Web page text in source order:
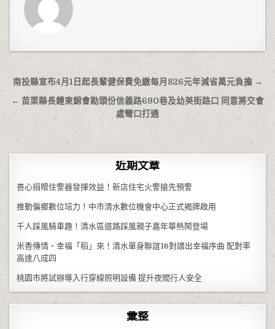
文章導覽
南投縣宣布4月1日起長輩健保費免繳每月826元年減省萬元負擔 →
← 苗栗縣長鍾東錦會勘頭份信義路690巷及幼英街路口 同意將交會
處彎口打通
近期文章
善心捐贈住警器發揮效益！新店住宅火警搶先預警
推動偏鄉數位培力！中市清水數位機會中心正式揭牌啟用
千人踩風騎車趣！清水區道路踩風親子嘉年華熱鬧登場
米香傳情、幸福「稻」來！清水單身聯誼16對譜出幸福序曲 配對率
高達八成四
桃園市將試辦導入行穿線照明設備 提升夜間行人安全
彙整